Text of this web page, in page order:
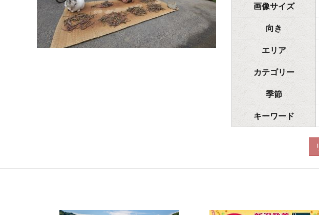
画像サイズ
向き
エリア
カテゴリー
季節
キーワード